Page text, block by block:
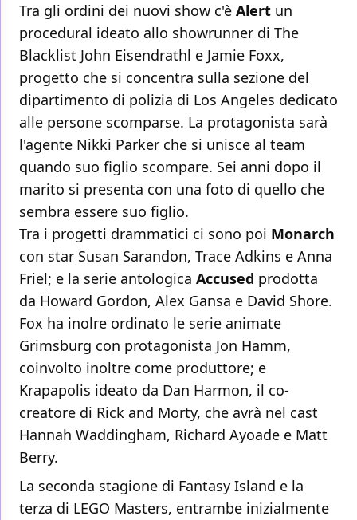
Tra gli ordini dei nuovi show c'è Alert un
procedural ideato allo showrunner di The
Blacklist John Eisendrathl e Jamie Foxx,
progetto che si concentra sulla sezione del
dipartimento di polizia di Los Angeles dedicato
alle persone scomparse. La protagonista sarà
l'agente Nikki Parker che si unisce al team
quando suo figlio scompare. Sei anni dopo il
marito si presenta con una foto di quello che
sembra essere suo figlio.
Tra i progetti drammatici ci sono poi Monarch
con star Susan Sarandon, Trace Adkins e Anna
Friel; e la serie antologica Accused prodotta
da Howard Gordon, Alex Gansa e David Shore.
Fox ha inolre ordinato le serie animate
Grimsburg con protagonista Jon Hamm,
coinvolto inoltre come produttore; e
Krapapolis ideato da Dan Harmon, il co-
creatore di Rick and Morty, che avrà nel cast
Hannah Waddingham, Richard Ayoade e Matt
Berry.
La seconda stagione di Fantasy Island e la
terza di LEGO Masters, entrambe inizialmente